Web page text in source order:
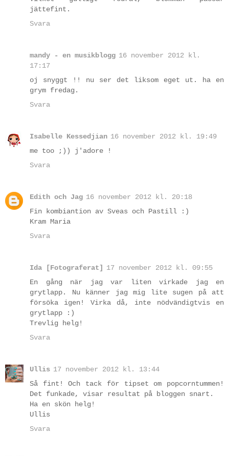
jättefint.
Svara
mandy - en musikblogg 16 november 2012 kl.
17:17
oj snyggt !! nu ser det liksom eget ut. ha en
grym fredag.
Svara
Isabelle Kessedjian 16 november 2012 kl. 19:49
me too ;)) j'adore !
Svara
Edith och Jag 16 november 2012 kl. 20:18
Fin kombiantion av Sveas och Pastill :)
Kram Maria
Svara
Ida [Fotograferat]
17 november 2012 kl. 09:55
En gång när jag var liten virkade jag en
grytlapp. Nu känner jag mig lite sugen på att
försöka igen! Virka då, inte nödvändigtvis en
grytlapp :)
Trevlig helg!
Svara
Ullis 17 november 2012 kl. 13:44
Så fint! Och tack för tipset om popcorntummen!
Det funkade, visar resultat på bloggen snart.
Ha en skön helg!
Ullis
Svara